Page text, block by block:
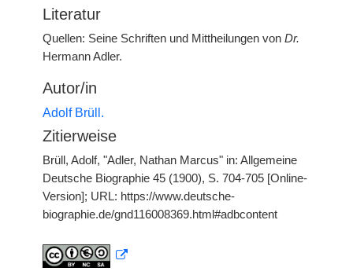
Literatur
Quellen: Seine Schriften und Mittheilungen von Dr.
Hermann Adler.
Autor/in
Adolf Brüll.
Zitierweise
Brüll, Adolf, "Adler, Nathan Marcus" in: Allgemeine
Deutsche Biographie 45 (1900), S. 704-705 [Online-
Version]; URL: https://www.deutsche-
biographie.de/gnd116008369.html#adbcontent